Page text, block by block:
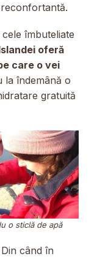
îmbuteliate
oferă
care o vei
la îndemână o
gratuită
o sticlă de apă
când în